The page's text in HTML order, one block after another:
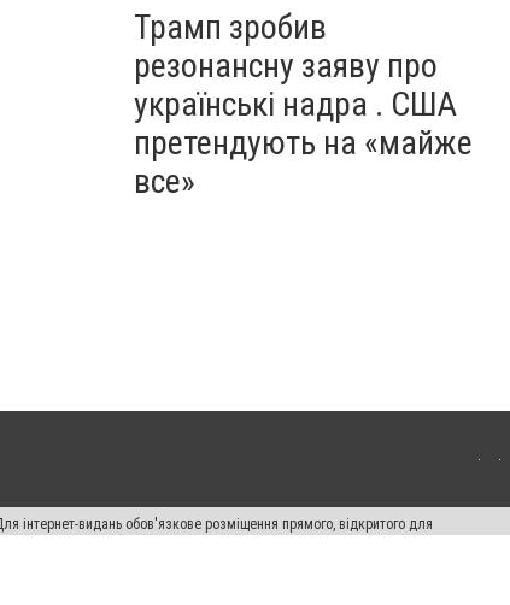
Трамп зробив
резонансну заяву про
українські надра . США
претендують на «майже
все»
інтернет-видань обов'язкове розміщення прямого, відкритого для